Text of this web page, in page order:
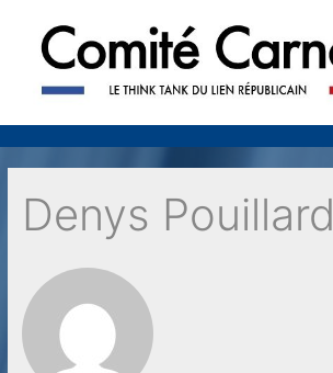
Denys Pouillard